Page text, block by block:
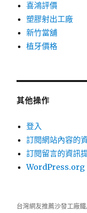
喜鴻評價
塑膠射出工廠
新竹當舖
植牙價格
其他操作
登入
訂閱網站內容的
訂閱留言的資訊
WordPress.org
台灣網友推薦沙發工廠